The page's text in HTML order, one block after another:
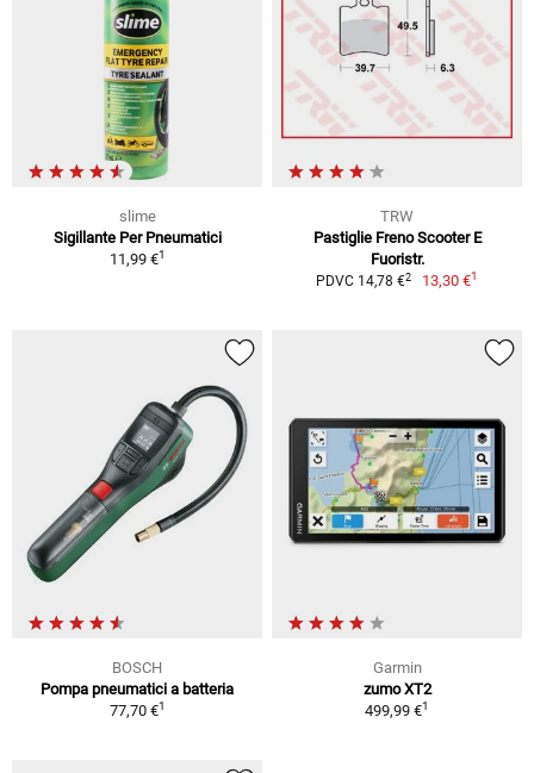
slime
Sigillante Per Pneumatici
11,99 €1
TRW
Pastiglie Freno Scooter E
Fuoristr.
PDVC 14,78 €2 13,30 €1
BOSCH
Pompa pneumatici a batteria
77,70 €1
Garmin
zumo XT2
499,99 €1